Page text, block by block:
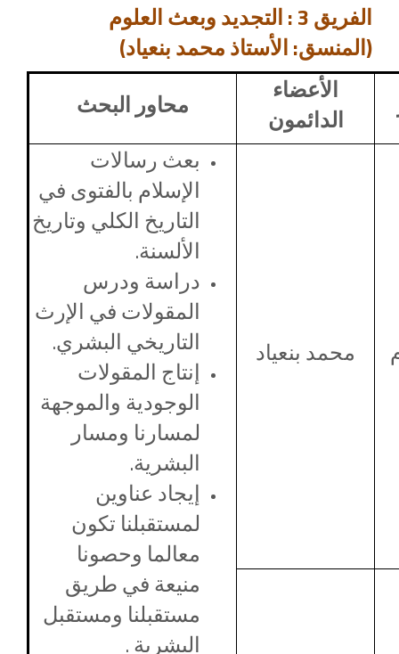
الفريق 3 : التجديد وبعث العلوم
(المنسق: الأستاذ محمد بنعياد)
الأعضاء
الدائمون
محاور البحث
محمد بنعياد
بعث رسالات
الإسلام بالفتوى في
التاريخ الكلي وتاريخ
الألسنة.
دراسة ودرس
المقولات في الإرث
التاريخي البشري.
إنتاج المقولات
الوجودية والموجهة
لمسارنا ومسار
البشرية.
إيجاد عناوين
لمستقبلنا تكون
معالما وحصونا
منيعة في طريق
مستقبلنا ومستقبل
البشرية .